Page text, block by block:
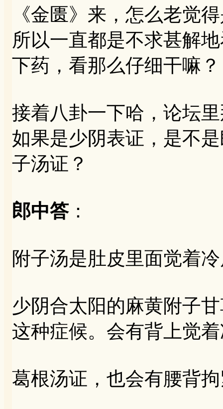
《金匮》来，怎么老觉
所以一直都是不求甚解
下药，看那么仔细干嘛？
接着八卦一下哈，论坛
如果是少阴表证，是不
子汤证？
郎中答：
附子汤是肚皮里面觉着
少阴合太阳的麻黄附子
这种症候。会有背上觉
葛根汤证，也会有腰背